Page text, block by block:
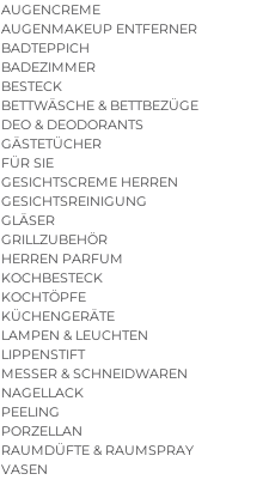
AUGENCREME
AUGENMAKEUP ENTFERNER
BADTEPPICH
BADEZIMMER
BESTECK
BETTWÄSCHE & BETTBEZÜGE
DEO & DEODORANTS
GÄSTETÜCHER
FÜR SIE
GESICHTSCREME HERREN
GESICHTSREINIGUNG
GLÄSER
GRILLZUBEHÖR
HERREN PARFUM
KOCHBESTECK
KOCHTÖPFE
KÜCHENGERÄTE
LAMPEN & LEUCHTEN
LIPPENSTIFT
MESSER & SCHNEIDWAREN
NAGELLACK
PEELING
PORZELLAN
RAUMDÜFTE & RAUMSPRAY
VASEN